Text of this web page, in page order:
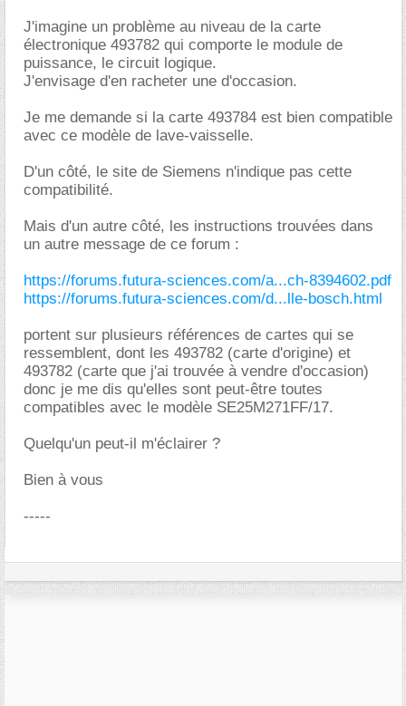
J'imagine un problème au niveau de la carte
électronique 493782 qui comporte le module de
puissance, le circuit logique.
J'envisage d'en racheter une d'occasion.
Je me demande si la carte 493784 est bien compatible
avec ce modèle de lave-vaisselle.
D'un côté, le site de Siemens n'indique pas cette
compatibilité.
Mais d'un autre côté, les instructions trouvées dans
un autre message de ce forum :
https://forums.futura-sciences.com/a...ch-8394602.pdf
https://forums.futura-sciences.com/d...lle-bosch.html
portent sur plusieurs références de cartes qui se
ressemblent, dont les 493782 (carte d'origine) et
493782 (carte que j'ai trouvée à vendre d'occasion)
donc je me dis qu'elles sont peut-être toutes
compatibles avec le modèle SE25M271FF/17.
Quelqu'un peut-il m'éclairer ?
Bien à vous
-----